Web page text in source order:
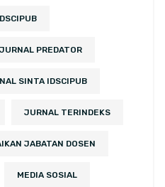
JURNAL PREDATOR
SINTA IDSCIPUB
JURNAL TERINDEKS
JABATAN DOSEN
MEDIA SOSIAL